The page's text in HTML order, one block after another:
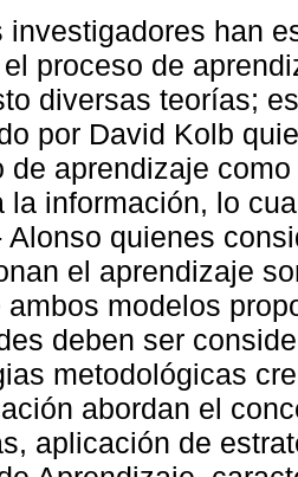
investigadores han
proceso de
diversas teorías;
por David Kolb
de aprendizaje
la información, lo
Alonso quienes
el aprendizaje
ambos modelos
deben ser
metodológicas
abordan el
aplicación de